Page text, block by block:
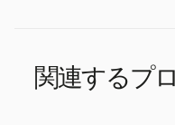
関連するプ